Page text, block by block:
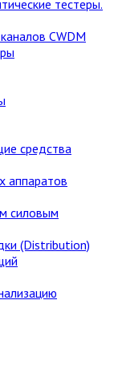
тестеры.
CWDM
средства
аппаратов
силовым
(Distribution)